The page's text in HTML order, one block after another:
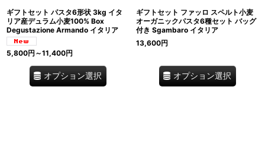
ギフトセット パスタ6形状 3kg イタ
リア産デュラム小麦100% Box
Degustazione Armando イタリア
5,800円 ～11,400円
オプション選択
ギフトセット ファッロ スペルト小麦
オーガニックパスタ6種セット バッグ
付き Sgambaro イタリア
13,600円
オプション選択